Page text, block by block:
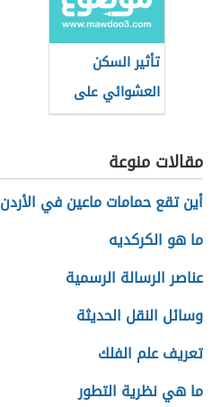
تأثير السكن
العشوائي على
الأفراد
مقالات منوعة
أين تقع حمامات ماعين في الأردن
ما هو الكركديه
عناصر الرسالة الرسمية
وسائل النقل الحديثة
تعريف علم الفلك
ما هي نظرية التطور